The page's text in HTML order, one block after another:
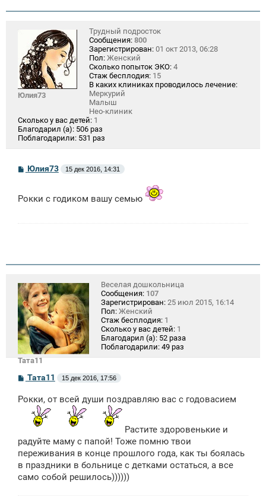
Юлия73
Трудный подросток
Сообщения: 800
Зарегистрирован: 01 окт 2013, 06:28
Пол: Женский
Сколько попыток ЭКО: 4
Стаж бесплодия: 15
В каких клиниках проводилось лечение:
Меркурий
Малыш
Нео-клиник
Сколько у вас детей: 1
Благодарил (а): 506 раз
Поблагодарили: 531 раз
С
о
щ
Юлия73 15 дек 2016, 14:31
Рокки с годиком вашу семью
Тата11
Веселая дошкольница
Сообщения: 107
Зарегистрирован: 25 июл 2015, 16:14
Пол: Женский
Стаж бесплодия: 1
Сколько у вас детей: 1
Благодарил (а): 52 раза
Поблагодарили: 49 раз
С
о
б
е
Тата11 15 дек 2016, 17:56
Рокки, от всей души поздравляю вас с годовасием
Растите здоровенькие и
радуйте маму с папой! Тоже помню твои
переживания в конце прошлого года, как ты боялась
в праздники в больнице с детками остаться, а все
само собой решилось))))))